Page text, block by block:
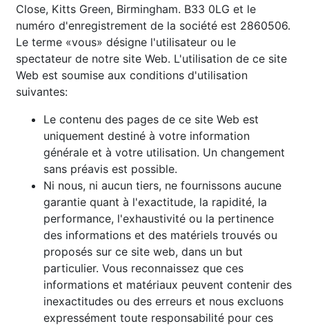
Close, Kitts Green, Birmingham. B33 0LG et le
numéro d'enregistrement de la société est 2860506.
Le terme «vous» désigne l'utilisateur ou le
spectateur de notre site Web. L'utilisation de ce site
Web est soumise aux conditions d'utilisation
suivantes:
Le contenu des pages de ce site Web est
uniquement destiné à votre information
générale et à votre utilisation. Un changement
sans préavis est possible.
Ni nous, ni aucun tiers, ne fournissons aucune
garantie quant à l'exactitude, la rapidité, la
performance, l'exhaustivité ou la pertinence
des informations et des matériels trouvés ou
proposés sur ce site web, dans un but
particulier. Vous reconnaissez que ces
informations et matériaux peuvent contenir des
inexactitudes ou des erreurs et nous excluons
expressément toute responsabilité pour ces